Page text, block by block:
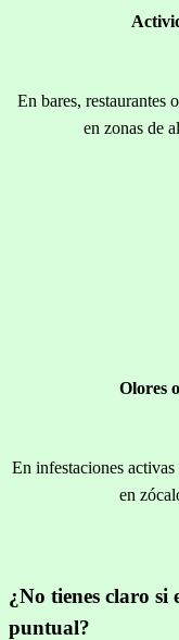
En bares, restaurantes
en zonas de
Olores
En infestaciones activas
en
¿No tienes claro si
puntual?